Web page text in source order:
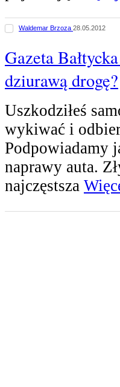
Waldemar Brzoza 28.05.2012
Gazeta
dziurawą drogę?
Uszkodziłeś
wykiwać i
Podpowiadamy
naprawy auta.
najczęstsza